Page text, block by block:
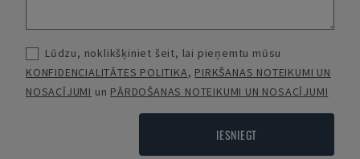
Lūdzu, noklikšķiniet šeit, lai pieņemtu mūsu
KONFIDENCIALITĀTES POLITIKA, PIRKŠANAS NOTEIKUMI UN
NOSACĪJUMI un PĀRDOŠANAS NOTEIKUMI UN NOSACĪJUMI
IESNIEGT